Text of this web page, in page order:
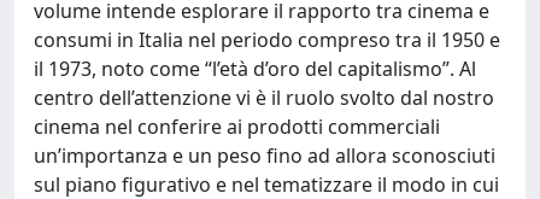
volume intende esplorare il rapporto tra cinema e
consumi in Italia nel periodo compreso tra il 1950 e
il 1973, noto come “l’età d’oro del capitalismo”. Al
centro dell’attenzione vi è il ruolo svolto dal nostro
cinema nel conferire ai prodotti commerciali
un’importanza e un peso fino ad allora sconosciuti
sul piano figurativo e nel tematizzare il modo in cui